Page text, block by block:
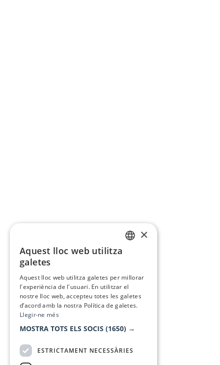
×
Aquest lloc web utilitza
galetes
Aquest lloc web utilitza galetes per millorar
l'experiència de l'usuari. En utilitzar el
nostre lloc web, accepteu totes les galetes
d’acord amb la nostra Política de galetes.
Llegir-ne més
MOSTRA TOTS ELS SOCIS (1650) →
ESTRICTAMENT NECESSÀRIES